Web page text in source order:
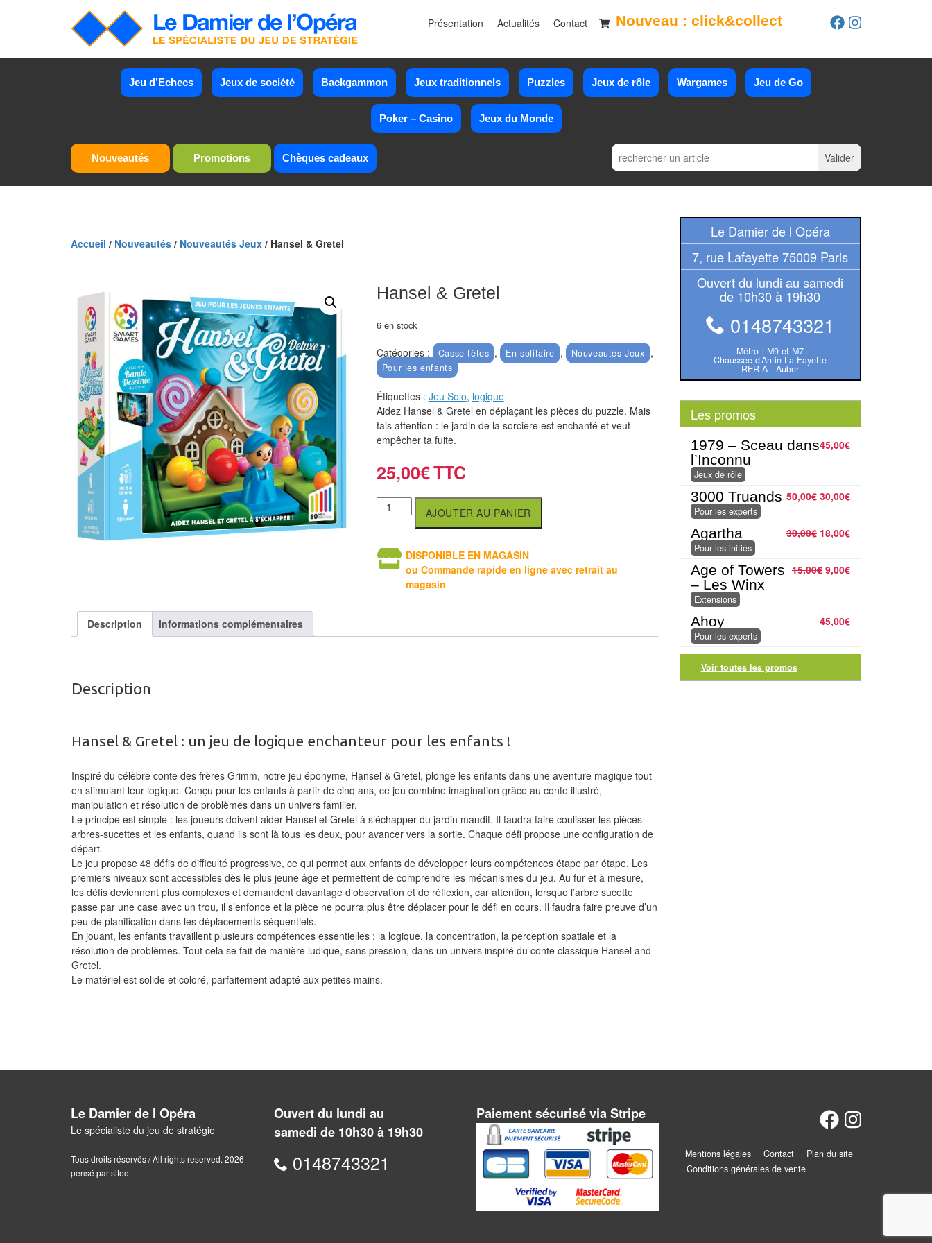
Présentation Actualités Contact Nouveau : click&collect
Jeu d’Echecs Jeux de société Backgammon Jeux traditionnels Puzzles Jeux de rôle Wargames Jeu de Go
Poker – Casino Jeux du Monde
Nouveautés Promotions Chèques cadeaux
Accueil / Nouveautés / Nouveautés Jeux / Hansel & Gretel
Hansel & Gretel
6 en stock
Catégories : Casse-têtes , En solitaire , Nouveautés Jeux ,
Pour les enfants
Étiquettes : Jeu Solo, logique
Aidez Hansel & Gretel en déplaçant les pièces du puzzle. Mais
fais attention : le jardin de la sorcière est enchanté et veut
empêcher ta fuite.
25,00€
AJOUTER AU PANIER
DISPONIBLE EN MAGASIN
ou Commande rapide en ligne avec retrait au
magasin
Description Informations complémentaires
Description
Hansel & Gretel : un jeu de logique enchanteur pour les enfants !
Inspiré du célèbre conte des frères Grimm, notre jeu éponyme, Hansel & Gretel, plonge les enfants dans une aventure magique tout
en stimulant leur logique. Conçu pour les enfants à partir de cinq ans, ce jeu combine imagination grâce au conte illustré,
manipulation et résolution de problèmes dans un univers familier.
Le principe est simple : les joueurs doivent aider Hansel et Gretel à s’échapper du jardin maudit. Il faudra faire coulisser les pièces
arbres-sucettes et les enfants, quand ils sont là tous les deux, pour avancer vers la sortie. Chaque défi propose une configuration de
départ.
Le jeu propose 48 défis de difficulté progressive, ce qui permet aux enfants de développer leurs compétences étape par étape. Les
premiers niveaux sont accessibles dès le plus jeune âge et permettent de comprendre les mécanismes du jeu. Au fur et à mesure,
les défis deviennent plus complexes et demandent davantage d’observation et de réflexion, car attention, lorsque l’arbre sucette
passe par une case avec un trou, il s’enfonce et la pièce ne pourra plus être déplacer pour le défi en cours. Il faudra faire preuve d’un
peu de planification dans les déplacements séquentiels.
En jouant, les enfants travaillent plusieurs compétences essentielles : la logique, la concentration, la perception spatiale et la
résolution de problèmes. Tout cela se fait de manière ludique, sans pression, dans un univers inspiré du conte classique Hansel and
Gretel.
Le matériel est solide et coloré, parfaitement adapté aux petites mains.
Le Damier de l Opéra
7, rue Lafayette 75009 Paris
Ouvert du lundi au samedi
de 10h30 à 19h30
0148743321
Métro : M9 et M7
Chaussée d’Antin La Fayette
RER A - Auber
Les promos
45,00€
1979 – Sceau dans
l’Inconnu
Jeux de rôle
50,00€ 30,00€
3000 Truands
Pour les experts
30,00€ 18,00€
Agartha
Pour les initiés
15,00€ 9,00€
Age of Towers
– Les Winx
Extensions
45,00€
Ahoy
Pour les experts
Voir toutes les promos
Le Damier de l Opéra
Le spécialiste du jeu de stratégie
Tous droits réservés / All rights reserved. 2026
pensé par siteo
Ouvert du lundi au
samedi de 10h30 à 19h30
0148743321
Paiement sécurisé via Stripe
Mentions légales Contact
Plan du site
Conditions générales de vente